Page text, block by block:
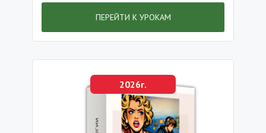
ПЕРЕЙТИ К УРОКАМ
2026г.